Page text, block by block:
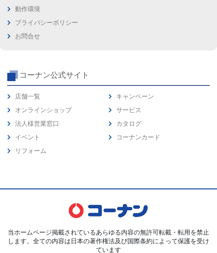
動作環境
プライバシーポリシー
お問合せ
コーナン公式サイト
店舗一覧
オンラインショップ
法人様営業窓口
イベント
リフォーム
キャンペーン
サービス
カタログ
コーナンカード
当ホームページ掲載されているあらゆる内容の無許可転載・転用を禁止
します。全ての内容は日本の著作権法及び国際条約によって保護を受け
ています